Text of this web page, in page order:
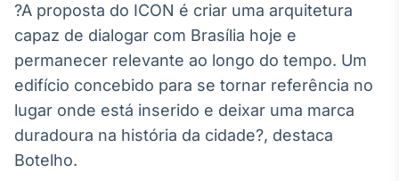
?A proposta do ICON é criar uma arquitetura
capaz de dialogar com Brasília hoje e
permanecer relevante ao longo do tempo. Um
edifício concebido para se tornar referência no
lugar onde está inserido e deixar uma marca
duradoura na história da cidade?, destaca
Botelho.